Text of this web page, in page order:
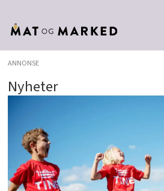
ANNONSE
Nyheter